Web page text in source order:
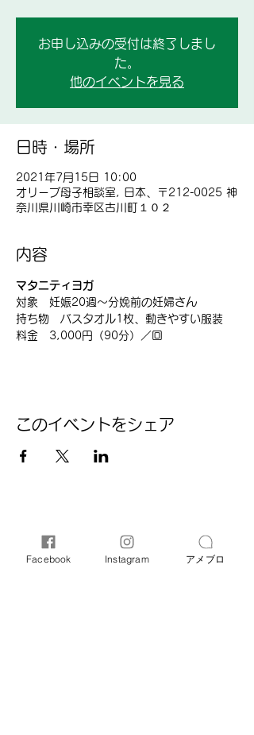
お申し込みの受付は終了しまし
た。
他のイベントを見る
日時・場所
2021年7月15日 10:00
オリーブ母子相談室, 日本、〒212-0025 神
奈川県川崎市幸区古川町１０２
内容
マタニティヨガ
対象　妊娠20週～分娩前の妊婦さん
持ち物　バスタオル1枚、動きやすい服装
料金　3,000円（90分）／回
このイベントをシェア
Facebook Instagram アメブロ